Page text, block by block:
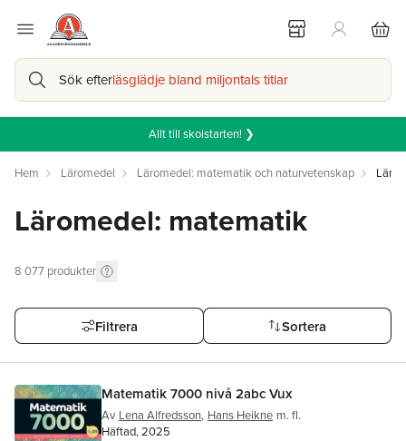
Sök efterläsglädje bland miljontals titlar
Allt till skolstarten! ❯
Hem Läromedel Läromedel: matematik och naturvetenskap
Läromedel: matematik
8 077 produkter
Filtrera Sortera
Matematik 7000 nivå 2abc Vux
Av Lena Alfredsson, Hans Heikne m. fl.
Häftad, 2025